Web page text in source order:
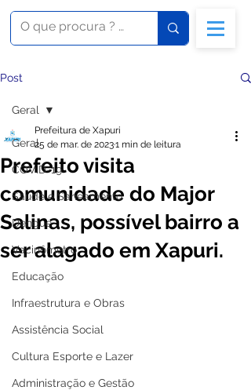
Post
Geral
COVID-19
Saúde e Saneamento
Dengue
Vacinômetro
Educação
Infraestrutura e Obras
Assistência Social
Cultura Esporte e Lazer
Administração e Gestão
Geral
Prefeito visita
comunidade do Major
Salinas, possível bairro a
ser alagado em Xapuri.
Prefeitura de Xapuri
25 de mar. de 20231 min de leitura